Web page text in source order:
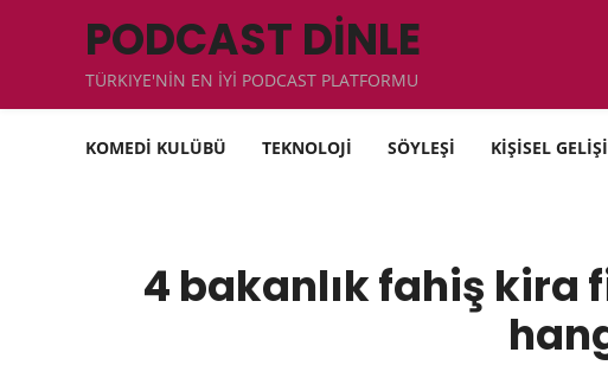
PODCAST DİNLE
TÜRKIYE'NİN EN İYİ PODCAST PLATFORMU
KOMEDİ KULÜBÜ TEKNOLOJİ SÖYLEŞİ KİŞİSEL
4 bakanlık fahiş kira